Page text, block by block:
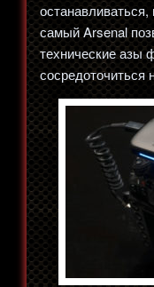
самый Arsenal
технические азы
сосредоточиться